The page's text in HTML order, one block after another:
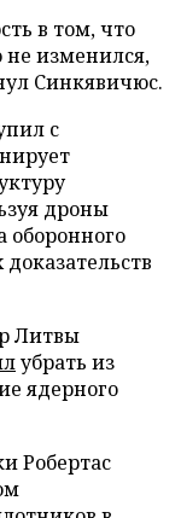
в том, что
не изменился,
Синкявичюс.
с
дроны
оборонного
Литвы
убрать из
ядерного
Робертас